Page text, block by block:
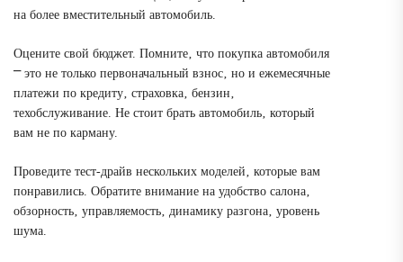
на более вместительный автомобиль.
Оцените свой бюджет. Помните‚ что покупка автомобиля
⎻ это не только первоначальный взнос‚ но и ежемесячные
платежи по кредиту‚ страховка‚ бензин‚
техобслуживание. Не стоит брать автомобиль‚ который
вам не по карману.
Проведите тест-драйв нескольких моделей‚ которые вам
понравились. Обратите внимание на удобство салона‚
обзорность‚ управляемость‚ динамику разгона‚ уровень
шума.